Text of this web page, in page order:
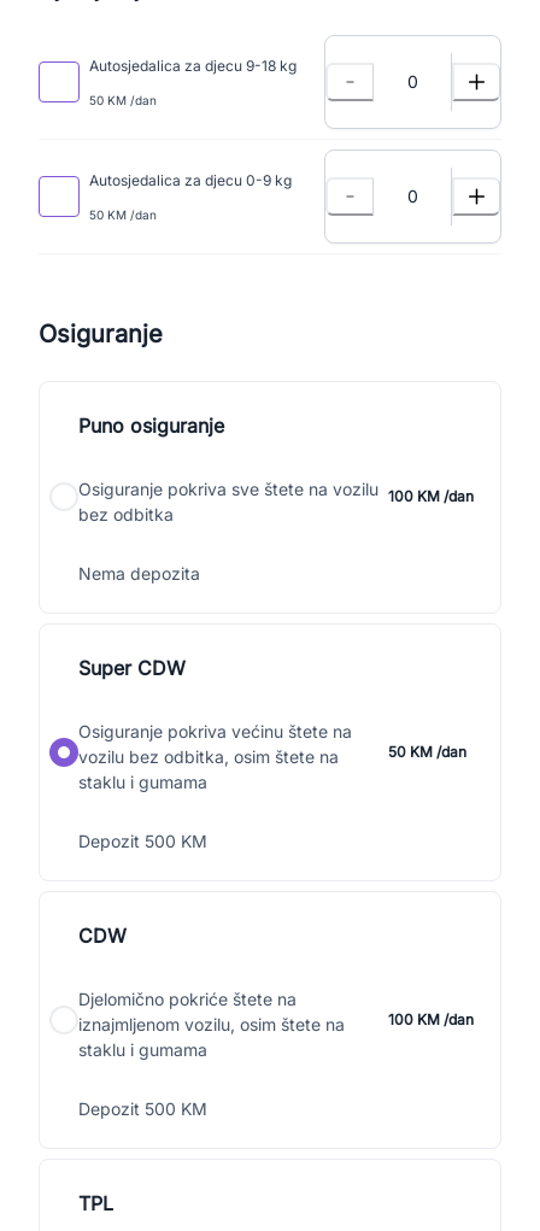
Autosjedalica za djecu 9-18 kg
50 KM /dan
0
Autosjedalica za djecu 0-9 kg
50 KM /dan
0
Osiguranje
Puno osiguranje
Osiguranje pokriva sve štete na vozilu
bez odbitka
Nema depozita
100 KM /dan
Super CDW
Osiguranje pokriva većinu štete na
vozilu bez odbitka, osim štete na
staklu i gumama
Depozit 500 KM
50 KM /dan
CDW
Djelomično pokriće štete na
iznajmljenom vozilu, osim štete na
staklu i gumama
Depozit 500 KM
100 KM /dan
TPL